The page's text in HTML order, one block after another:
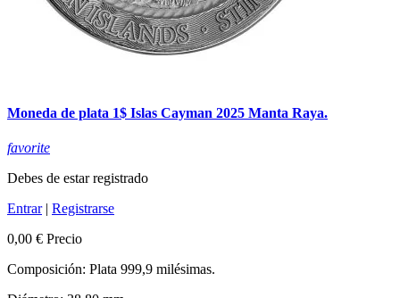
Moneda de plata 1$ Islas Cayman 2025 Manta Raya.
favorite
Debes de estar registrado
Entrar| Registrarse
0,00 € Precio
Composición: Plata 999,9 milésimas.